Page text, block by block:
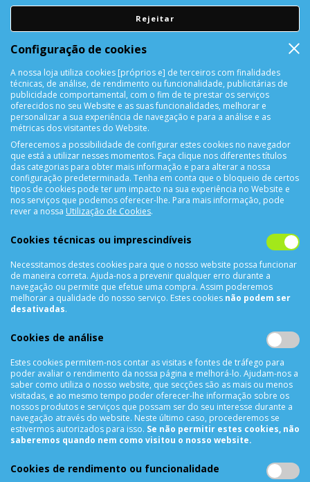
DEVOLUÇÕES
Devolução Garantida!
SUPORTE ONLINE
CONTACTOS
4450-042 Matosinhos Portugal
comercial@cellrepair.pt
vendas@cellrepair.pt
229 380 496 Chamada para a rede fixa nacional
910991733
Segunda a Sexta das 10h00 às 19h00
Sábado das 9h00 às 13h00
INFORMAÇÕES
Termos & Condições
Rejeitar
Configuração de cookies
A nossa loja utiliza cookies [próprios e] de terceiros com finalidades
técnicas, de análise, de rendimento ou funcionalidade, publicitárias de
publicidade comportamental, com o fim de te prestar os serviços
oferecidos no seu Website e as suas funcionalidades, melhorar e
personalizar a sua experiência de navegação e para a análise e as
métricas dos visitantes do Website.
Oferecemos a possibilidade de configurar estes cookies no navegador
que está a utilizar nesses momentos. Faça clique nos diferentes títulos
das categorias para obter mais informação e para alterar a nossa
configuração predeterminada. Tenha em conta que o bloqueio de certos
tipos de cookies pode ter um impacto na sua experiência no Website e
nos serviços que podemos oferecer-lhe. Para mais informação, pode
rever a nossa Utilização de Cookies.
Cookies técnicas ou imprescindíveis
Necessitamos destes cookies para que o nosso website possa funcionar
de maneira correta. Ajuda-nos a prevenir qualquer erro durante a
navegação ou permite que efetue uma compra. Assim poderemos
melhorar a qualidade do nosso serviço. Estes cookies não podem ser
desativadas.
Cookies de análise
Estes cookies permitem-nos contar as visitas e fontes de tráfego para
poder avaliar o rendimento da nossa página e melhorá-lo. Ajudam-nos a
saber como utiliza o nosso website, que secções são as mais ou menos
visitadas, e ao mesmo tempo poder oferecer-lhe informação sobre os
nossos produtos e serviços que possam ser do seu interesse durante a
navegação através do website. Neste último caso, procederemos se
estivermos autorizados para isso. Se não permitir estes cookies, não
saberemos quando nem como visitou o nosso website.
Cookies de rendimento ou funcionalidade